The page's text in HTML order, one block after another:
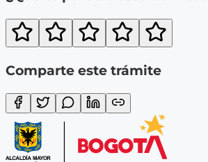
Comparte este trámite